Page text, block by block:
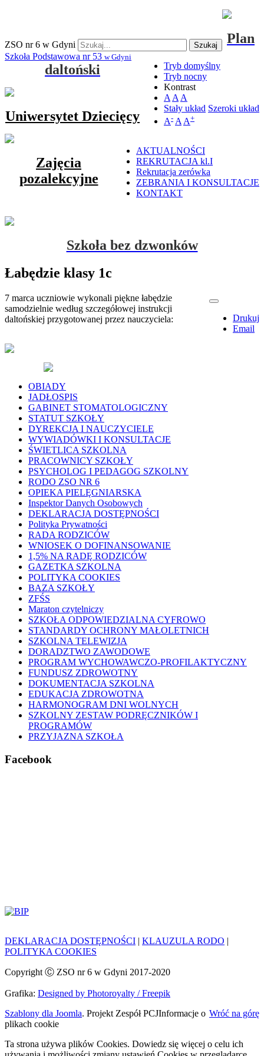
ZSO nr 6 w Gdyni Szukaj
Tryb domyślny
Tryb nocny
Kontrast
A A A
Stały układ Szeroki układ
A- A A+
Szkoła Podstawowa nr 53 w Gdyni
AKTUALNOŚCI
REKRUTACJA kl.I
Rekrutacja zerówka
ZEBRANIA I KONSULTACJE
KONTAKT
Plan
daltoński
Uniwersytet Dziecięcy
Zajęcia
pozalekcyjne
Szkoła bez dzwonków
Łabędzie klasy 1c
Drukuj
Email
7 marca uczniowie wykonali piękne łabędzie
samodzielnie według szczegółowej instrukcji
daltońskiej przygotowanej przez nauczyciela:
OBIADY
JADŁOSPIS
GABINET STOMATOLOGICZNY
STATUT SZKOŁY
DYREKCJA I NAUCZYCIELE
WYWIADÓWKI I KONSULTACJE
ŚWIETLICA SZKOLNA
PRACOWNICY SZKOŁY
PSYCHOLOG I PEDAGOG SZKOLNY
RODO ZSO NR 6
OPIEKA PIELĘGNIARSKA
Inspektor Danych Osobowych
DEKLARACJA DOSTĘPNOŚCI
Polityka Prywatności
RADA RODZICÓW
WNIOSEK O DOFINANSOWANIE
1,5% NA RADĘ RODZICÓW
GAZETKA SZKOLNA
POLITYKA COOKIES
BAZA SZKOŁY
ZFŚS
Maraton czytelniczy
SZKOŁA ODPOWIEDZIALNA CYFROWO
STANDARDY OCHRONY MAŁOLETNICH
SZKOLNA TELEWIZJA
DORADZTWO ZAWODOWE
PROGRAM WYCHOWAWCZO-PROFILAKTYCZNY
FUNDUSZ ZDROWOTNY
DOKUMENTACJA SZKOLNA
EDUKACJA ZDROWOTNA
HARMONOGRAM DNI WOLNYCH
SZKOLNY ZESTAW PODRĘCZNIKÓW I
PROGRAMÓW
PRZYJAZNA SZKOŁA
Facebook
DEKLARACJA DOSTĘPNOŚCI | KLAUZULA RODO |
POLITYKA COOKIES
Copyright Ⓒ ZSO nr 6 w Gdyni 2017-2020
Grafika: Designed by Photoroyalty / Freepik
Szablony dla Joomla. Projekt Zespół PCJ Wróć na górę
Informacje o
plikach cookie
Ta strona używa plików Cookies. Dowiedz się więcej o celu ich